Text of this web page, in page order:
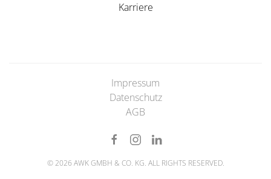
Karriere
Impressum
Datenschutz
AGB
©2026 AWK GMBH & CO. KG. ALL RIGHTS RESERVED.